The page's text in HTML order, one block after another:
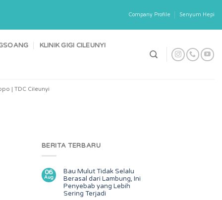
Company Profile Senyum Hepi
KLINIK GIGI CILEUNYI
| TDC Cileunyi
BERITA TERBARU
06
Aug
Bau Mulut Tidak Selalu
Berasal dari Lambung, Ini
Penyebab yang Lebih
Sering Terjadi